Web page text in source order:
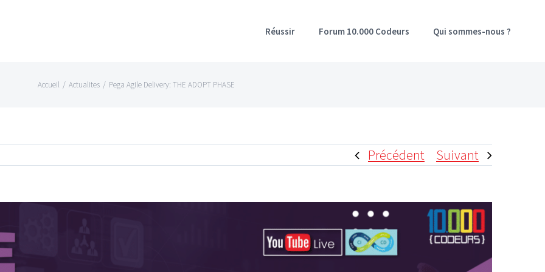
Réussir Forum 10.000 Codeurs Qui sommes-nous ?
Accueil / Actualites / Pega Agile Delivery: THE ADOPT PHASE
Précédent Suivant